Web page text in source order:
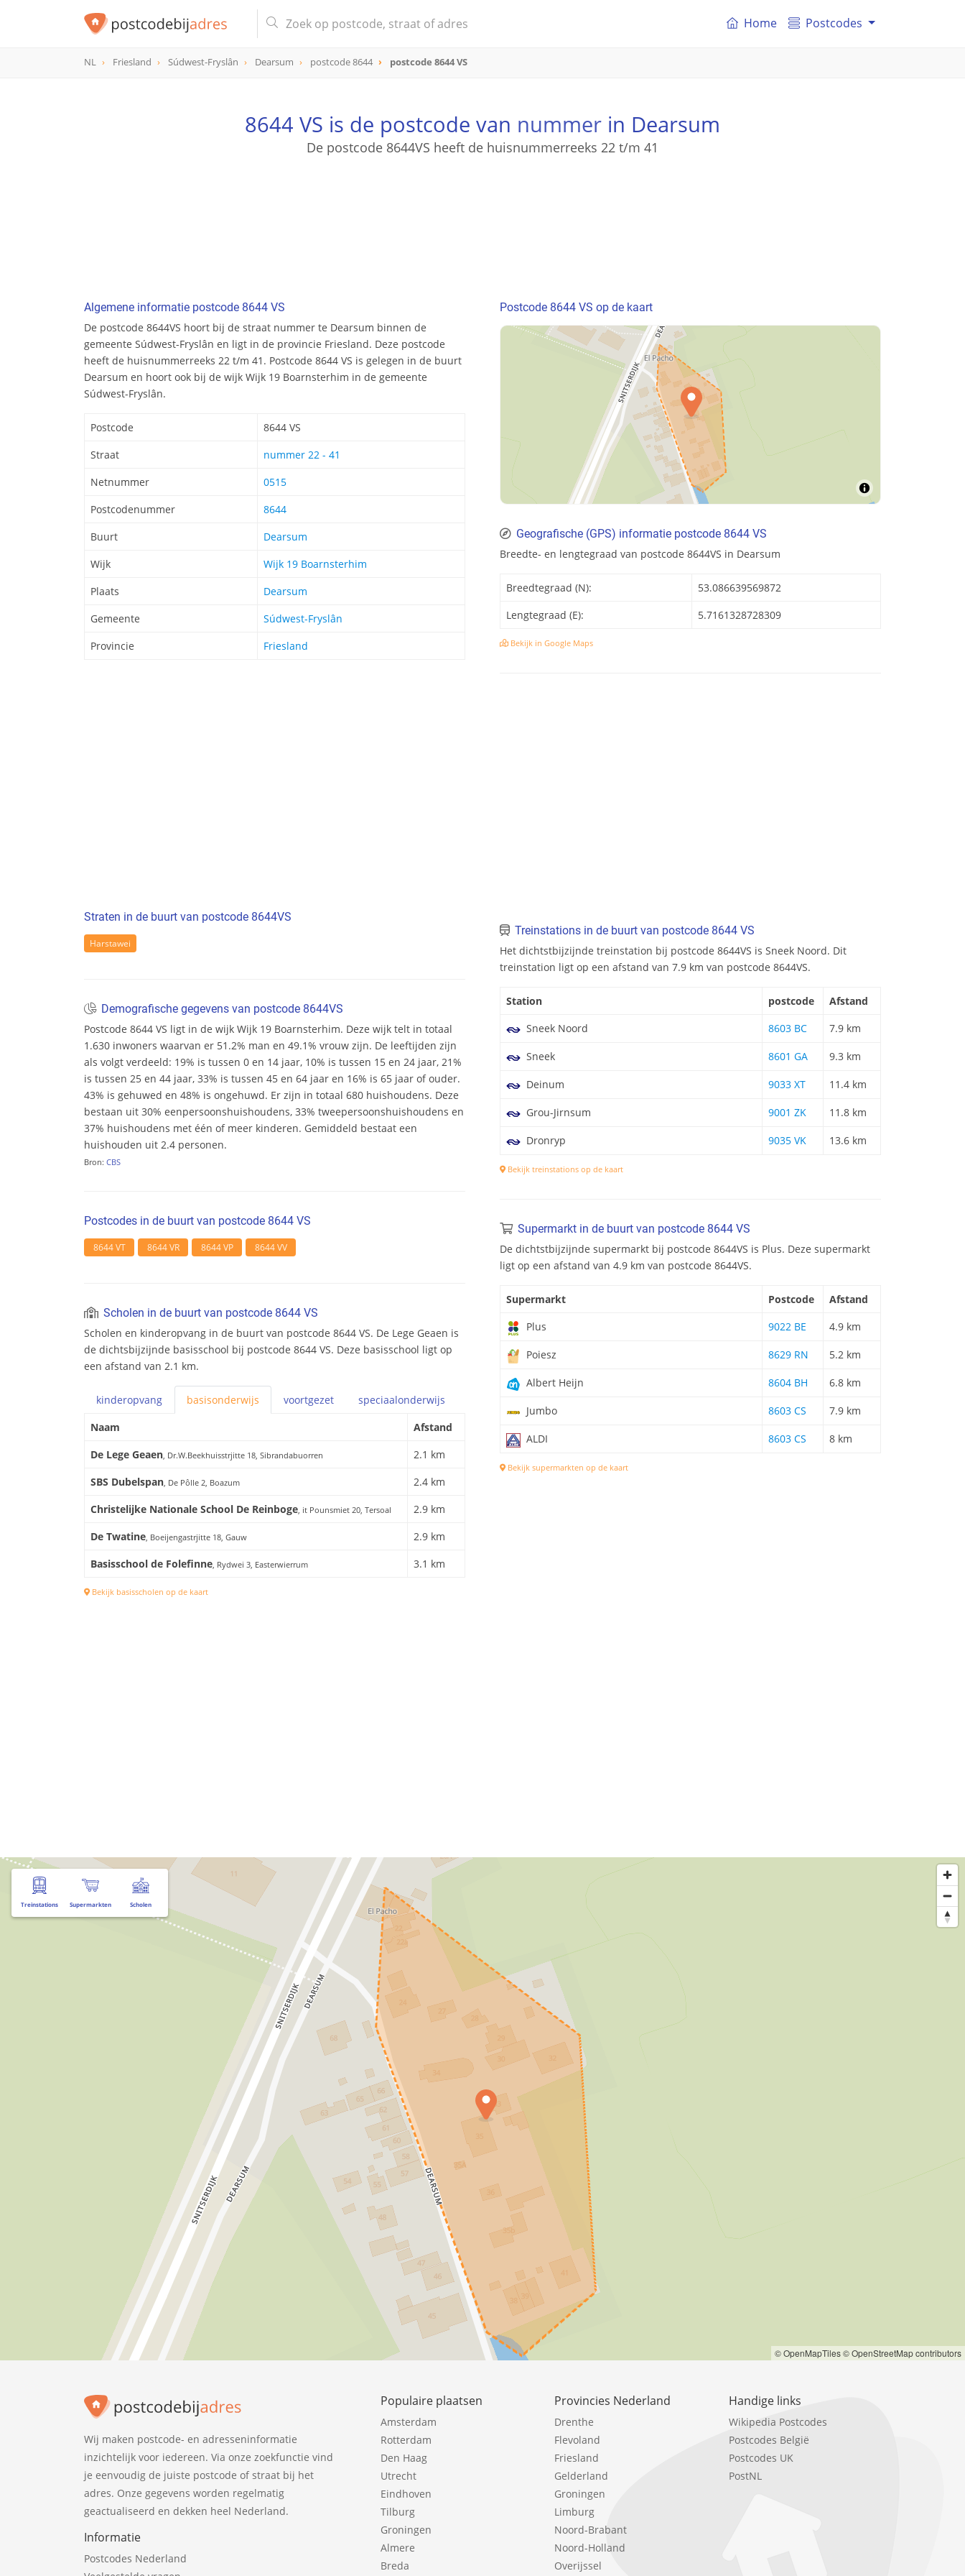
8644 VS
Home Postcodes
NL Friesland Súdwest-Fryslân Dearsum postcode 8644 postcode 8644 VS
8644 VS is de postcode van nummer in Dearsum
De postcode 8644VS heeft de huisnummerreeks 22 t/m 41
Algemene informatie postcode 8644 VS
De postcode 8644VS hoort bij de straat nummer te Dearsum binnen de
gemeente Súdwest-Fryslân en ligt in de provincie Friesland. Deze postcode
heeft de huisnummerreeks 22 t/m 41. Postcode 8644 VS is gelegen in de buurt
Dearsum en hoort ook bij de wijk Wijk 19 Boarnsterhim in de gemeente
Súdwest-Fryslân.
Postcode
8644 VS
Straat
nummer 22 - 41
Netnummer
0515
Postcodenummer
8644
Buurt
Dearsum
Wijk
Wijk 19 Boarnsterhim
Plaats
Dearsum
Gemeente
Súdwest-Fryslân
Provincie
Friesland
Straten in de buurt van postcode 8644VS
Harstawei
Demografische gegevens van postcode 8644VS
Postcode 8644 VS ligt in de wijk Wijk 19 Boarnsterhim. Deze wijk telt in totaal
1.630 inwoners waarvan er 51.2% man en 49.1% vrouw zijn. De leeftijden zijn
als volgt verdeeld: 19% is tussen 0 en 14 jaar, 10% is tussen 15 en 24 jaar, 21%
is tussen 25 en 44 jaar, 33% is tussen 45 en 64 jaar en 16% is 65 jaar of ouder.
43% is gehuwed en 48% is ongehuwd. Er zijn in totaal 680 huishoudens. Deze
bestaan uit 30% eenpersoonshuishoudens, 33% tweepersoonshuishoudens en
37% huishoudens met één of meer kinderen. Gemiddeld bestaat een
huishouden uit 2.4 personen.
Bron: CBS
Postcodes in de buurt van postcode 8644 VS
8644 VT 8644 VR 8644 VP 8644 VV
Scholen in de buurt van postcode 8644 VS
Scholen en kinderopvang in de buurt van postcode 8644 VS. De Lege Geaen is
de dichtsbijzijnde basisschool bij postcode 8644 VS. Deze basisschool ligt op
een afstand van 2.1 km.
kinderopvang basisonderwijs voortgezet speciaalonderwijs
Naam
Afstand
De Lege Geaen , Dr.W.Beekhuisstrjitte 18, Sibrandabuorren
2.1 km
SBS Dubelspan , De Pôlle 2, Boazum
2.4 km
Christelijke Nationale School De Reinboge , it Pounsmiet 20, Tersoal
2.9 km
De Twatine , Boeijengastrjitte 18, Gauw
2.9 km
Basisschool de Folefinne , Rydwei 3, Easterwierrum 3.1 km
Bekijk basisscholen op de kaart
Postcode 8644 VS op de kaart
Geografische (GPS) informatie postcode 8644 VS
Breedte- en lengtegraad van postcode 8644VS in Dearsum
Breedtegraad (N):
53.086639569872
Lengtegraad (E):
5.7161328728309
Bekijk in Google Maps
Treinstations in de buurt van postcode 8644 VS
Het dichtstbijzijnde treinstation bij postcode 8644VS is Sneek Noord. Dit
treinstation ligt op een afstand van 7.9 km van postcode 8644VS.
Station postcode
Afstand
Sneek Noord
8603 BC 7.9 km
Sneek 8601 GA 9.3 km
Deinum 9033 XT 11.4 km
Grou-Jirnsum 9001 ZK 11.8 km
Dronryp 9035 VK 13.6 km
Bekijk treinstations op de kaart
Supermarkt in de buurt van postcode 8644 VS
De dichtstbijzijnde supermarkt bij postcode 8644VS is Plus. Deze supermarkt
ligt op een afstand van 4.9 km van postcode 8644VS.
Supermarkt Postcode
Afstand
Plus
9022 BE 4.9 km
Poiesz 8629 RN 5.2 km
Albert Heijn 8604 BH 6.8 km
Jumbo 8603 CS 7.9 km
ALDI 8603 CS 8 km
Bekijk supermarkten op de kaart
Treinstations Supermarkten Scholen
© OpenMapTiles© OpenStreetMap contributors
Wij maken postcode- en adresseninformatie
inzichtelijk voor iedereen. Via onze zoekfunctie vind
je eenvoudig de juiste postcode of straat bij het
adres. Onze gegevens worden regelmatig
geactualiseerd en dekken heel Nederland.
Informatie
Postcodes Nederland
Populaire plaatsen
Amsterdam
Rotterdam
Den Haag
Utrecht
Eindhoven
Tilburg
Groningen
Almere
Breda
Provincies Nederland
Drenthe
Flevoland
Friesland
Gelderland
Groningen
Limburg
Noord-Brabant
Noord-Holland
Overijssel
Handige links
Wikipedia Postcodes
Postcodes België
Postcodes UK
PostNL